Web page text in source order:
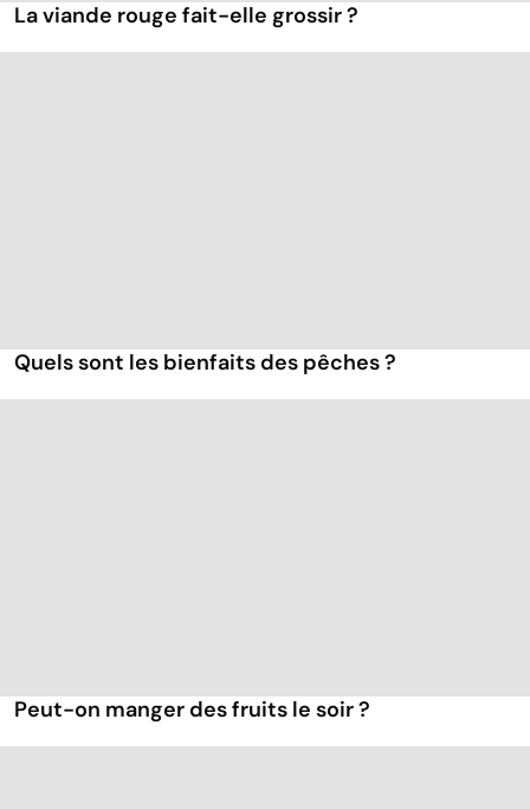
La viande rouge fait-elle grossir ?
Quels sont les bienfaits des pêches ?
Peut-on manger des fruits le soir ?